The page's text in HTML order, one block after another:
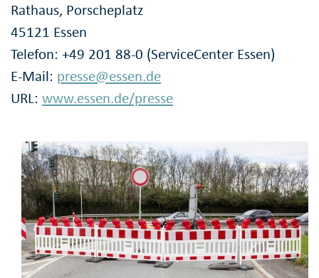
Rathaus, Porscheplatz
45121 Essen
Telefon: +49 201 88-0 (ServiceCenter Essen)
E-Mail: presse@essen.de
URL: www.essen.de/presse